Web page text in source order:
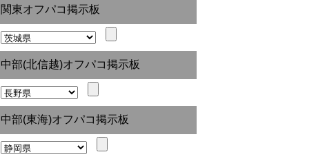
関東オフパコ掲示板
中部(北信越)オフパコ掲示板
中部(東海)オフパコ掲示板